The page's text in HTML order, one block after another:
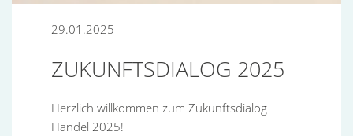
29.01.2025
ZUKUNFTSDIALOG 2025
Herzlich willkommen zum Zukunftsdialog
Handel 2025!